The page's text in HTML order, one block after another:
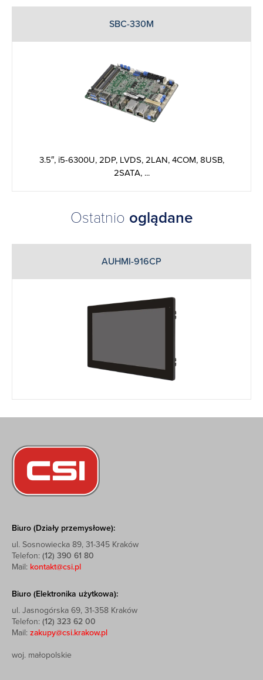
SBC-330M
3.5″, i5-6300U, 2DP, LVDS, 2LAN, 4COM, 8USB,
2SATA, ...
Ostatnio oglądane
AUHMI-916CP
Biuro (Działy przemysłowe):
ul. Sosnowiecka 89, 31-345 Kraków
Telefon: (12) 390 61 80
Mail: kontakt@csi.pl
Biuro (Elektronika użytkowa):
ul. Jasnogórska 69, 31-358 Kraków
Telefon: (12) 323 62 00
Mail: zakupy@csi.krakow.pl
woj. małopolskie